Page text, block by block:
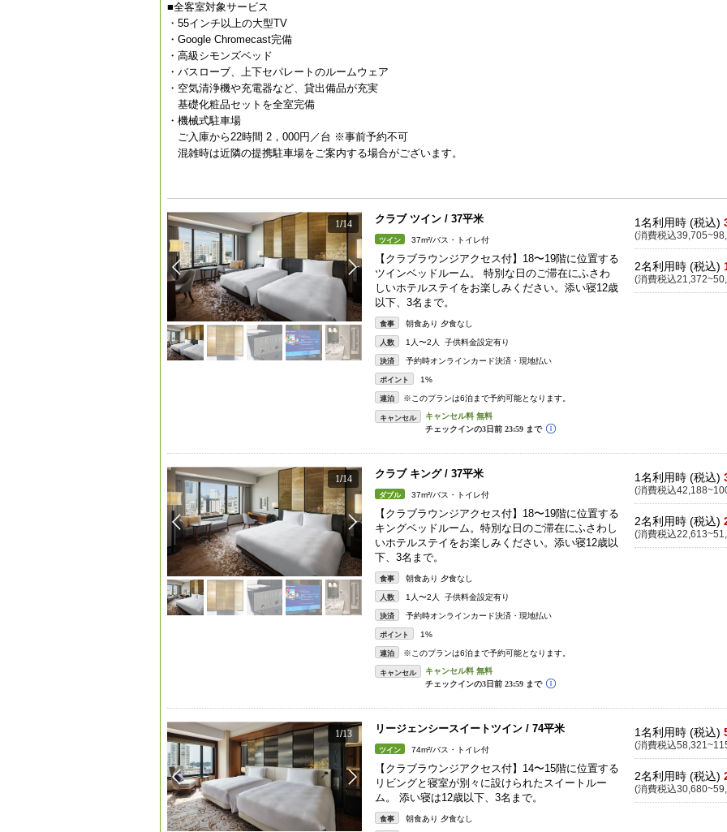
■全客室対象サービス
・55インチ以上の大型TV
・Google Chromecast完備
・高級シモンズベッド
・バスローブ、上下セパレートのルームウェア
・空気清浄機や充電器など、貸出備品が充実
基礎化粧品セットを全室完備
・機械式駐車場
ご入庫から22時間 2，000円／台 ※事前予約不可
混雑時は近隣の提携駐車場をご案内する場合がございます。
1/14 クラブ ツイン / 37平米
ツイン 37m²/バス・トイレ付
【クラブラウンジアクセス付】18〜19階に位置する
ツインベッドルーム。 特別な日のご滞在にふさわ
しいホテルステイをお楽しみください。添い寝12歳
以下、3名まで。
食事 朝食あり 夕食なし
人数 1人〜2人 子供料金設定有り
決済 予約時オンラインカード決済・現地払い
ポイント 1%
連泊 ※このプランは6泊まで予約可能となります。
キャンセル
1名利用時 (税込)
(消費税込
2名利用時 (税込)
(消費税込
1/14 クラブ キング / 37平米
ダブル 37m²/バス・トイレ付
【クラブラウンジアクセス付】18〜19階に位置する
キングベッドルーム。特別な日のご滞在にふさわし
いホテルステイをお楽しみください。添い寝12歳以
下、3名まで。
食事 朝食あり 夕食なし
人数 1人〜2人 子供料金設定有り
決済 予約時オンラインカード決済・現地払い
ポイント 1%
連泊 ※このプランは6泊まで予約可能となります。
キャンセル
1名利用時 (税込)
(消費税込
2名利用時 (税込)
(消費税込
1/13 リージェンシースイートツイン / 74平米
ツイン 74m²/バス・トイレ付
【クラブラウンジアクセス付】14〜15階に位置する
リビングと寝室が別々に設けられたスイートルー
ム。 添い寝は12歳以下、3名まで。
食事 朝食あり 夕食なし
1名利用時 (税込)
(消費税込
2名利用時 (税込)
(消費税込